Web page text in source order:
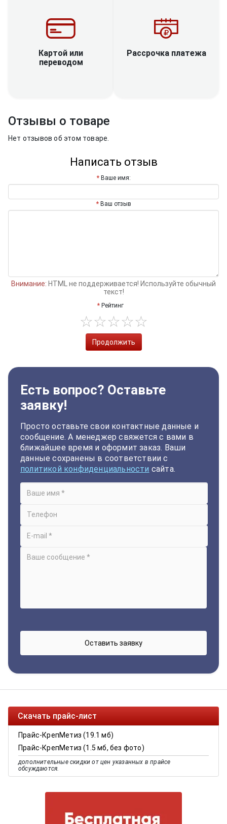
Картой или
переводом
Рассрочка платежа
Отзывы о товаре
Нет отзывов об этом товаре.
Написать отзыв
Ваше имя:
Ваш отзыв
Внимание: HTML не поддерживается! Используйте обычный
текст!
Рейтинг
Продолжить
Есть вопрос? Оставьте
заявку!
Просто оставьте свои контактные данные и
сообщение. А менеджер свяжется с вами в
ближайшее время и оформит заказ. Ваши
данные сохранены в соответствии с
политикой конфиденциальности сайта.
Скачать прайс-лист
Прайс-КрепМетиз (19.1 мб)
Прайс-КрепМетиз (1.5 мб, без фото)
дополнительные скидки от цен указанных в прайсе
обсуждаются.